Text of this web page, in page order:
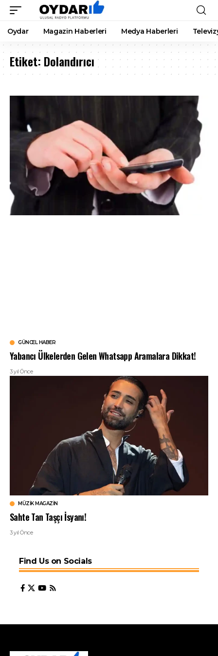
Oydar Magazin Haberleri Medya Haberleri
Etiket: Dolandırıcı
GÜNCEL HABER
Yabancı Ülkelerden Gelen Whatsapp Aramalara Dikkat!
3 yıl Önce
MÜZIK MAGAZIN
Sahte Tan Taşçı İsyanı!
3 yıl Önce
Find Us on Socials